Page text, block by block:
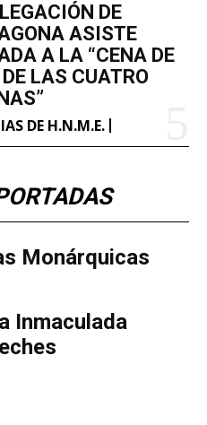
DE
ASISTE
A LA “CENA DE
LAS CUATRO
DE H.N.M.E.
Monárquicas
Inmaculada